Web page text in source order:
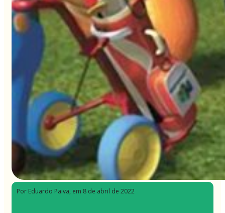
Por Eduardo Paiva, em 8 de abril de 2022